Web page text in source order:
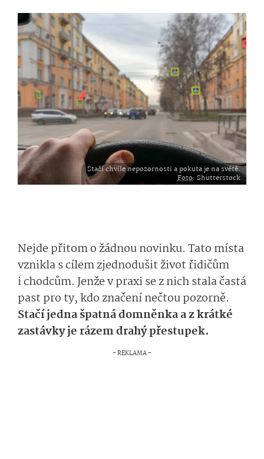
Stačí chvíle nepozornosti a pokuta je na světě.
Foto: Shutterstock
Nejde přitom o žádnou novinku. Tato místa
vznikla s cílem zjednodušit život řidičům
i chodcům. Jenže v praxi se z nich stala častá
past pro ty, kdo značení nečtou pozorně.
Stačí jedna špatná domněnka a z krátké
zastávky je rázem drahý přestupek.